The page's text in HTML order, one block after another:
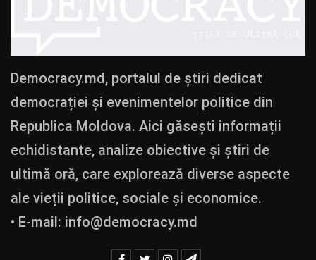
Democracy.md, portalul de știri dedicat
democrației și evenimentelor politice din
Republica Moldova. Aici găsești informații
echidistante, analize obiective și știri de
ultimă oră, care explorează diverse aspecte
ale vieții politice, sociale și economice.
• E-mail: info@democracy.md